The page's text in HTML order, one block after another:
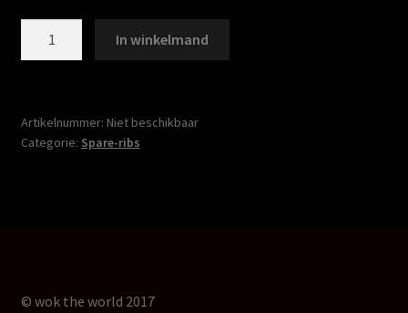
In winkelmand
Artikelnummer: Niet beschikbaar
Categorie: Spare-ribs
© wok the world 2017